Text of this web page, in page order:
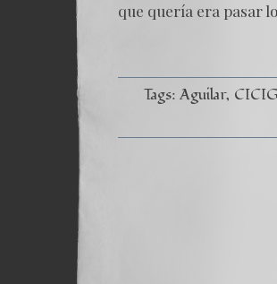
que quería era pasar
Tags: Aguilar CICIG